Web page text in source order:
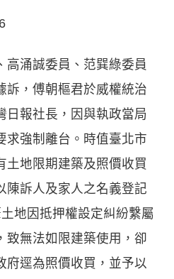
高涌誠委員、范巽綠委員
訴，傅朝樞君於威權統治
日報社長，因與執政當局
求強制離台。時值臺北市
土地限期建築及照價收買
陳訴人及家人之名義登記
地因抵押權設定糾紛繫屬
致無法如限建築使用，卻
府逕為照價收買，並予以